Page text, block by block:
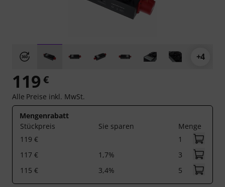
+4
119 €
Alle Preise inkl. MwSt.
Mengenrabatt
Stückpreis
Sie sparen
Menge
119 €
1
117 €
1,7%
3
115 €
3,4% 5